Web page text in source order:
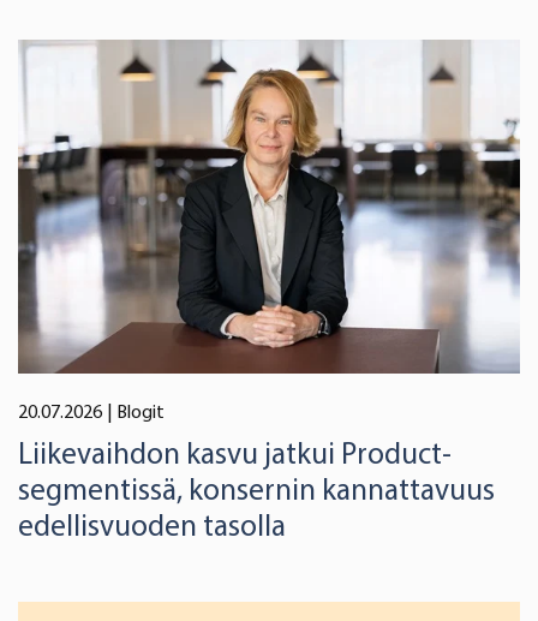
20.07.2026 | Blogit
Liikevaihdon kasvu jatkui Product-
segmentissä, konsernin kannattavuus
edellisvuoden tasolla